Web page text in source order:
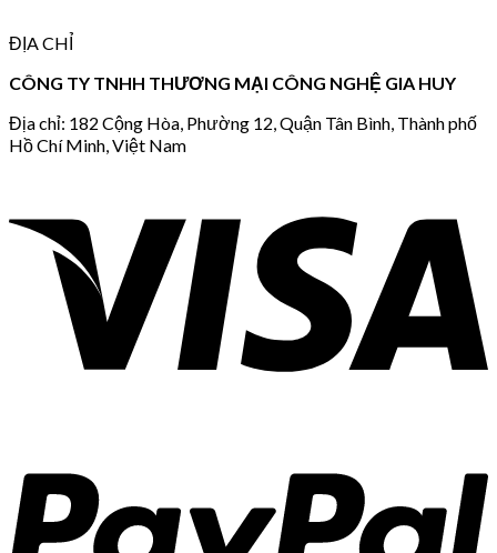
ĐỊA CHỈ
CÔNG TY TNHH THƯƠNG MẠI CÔNG NGHỆ GIA HUY
Địa chỉ: 182 Cộng Hòa, Phường 12, Quận Tân Bình, Thành phố
Hồ Chí Minh, Việt Nam